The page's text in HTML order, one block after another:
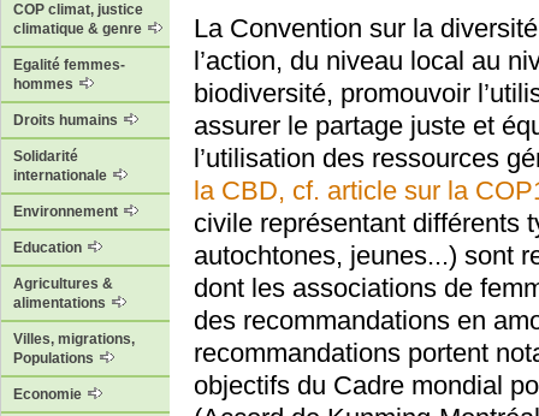
COP climat, justice
climatique & genre
Egalité femmes-
hommes
Droits humains
Solidarité
internationale
Environnement
Education
Agricultures &
alimentations
Villes, migrations,
Populations
Economie
La Convention sur la
l’action, du niveau local au
biodiversité, promouvoir
assurer le partage juste et
l’utilisation des ressources
la CBD, cf. article sur la
civile représentant différents
autochtones, jeunes...) sont
dont les associations de
des recommandations en
recommandations portent
objectifs du Cadre mondial